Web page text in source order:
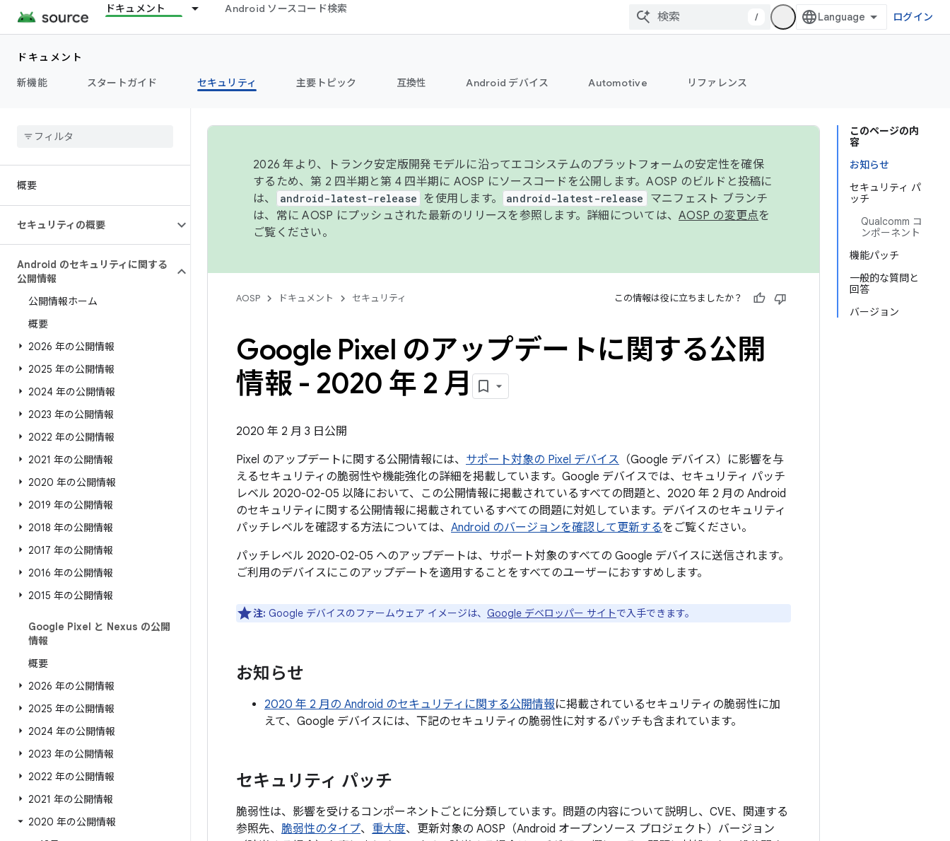
ドキュメント Android ソースコード検索
/ ログイン
ドキュメント
新機能
スタートガイド セキュリティ 主要トピック 互換性 Android デバイス Automotive リファレンス
概要
セキュリティの概要
Android のセキュリティに関する
公開情報
公開情報ホーム
概要
2026 年の公開情報
2025 年の公開情報
2024 年の公開情報
2023 年の公開情報
2022 年の公開情報
2021 年の公開情報
2020 年の公開情報
2019 年の公開情報
2018 年の公開情報
2017 年の公開情報
2016 年の公開情報
2015 年の公開情報
Google Pixel と Nexus の公開
情報
概要
2026 年の公開情報
2025 年の公開情報
2024 年の公開情報
2023 年の公開情報
2022 年の公開情報
2021 年の公開情報
2020 年の公開情報
このページの内
容
お知らせ
セキュリティ パ
ッチ
Qualcomm コ
ンポーネント
機能パッチ
一般的な質問と
回答
バージョン
2026 年より、トランク安定版開発モデルに沿ってエコシステムのプラットフォームの安定性を確保
するため、第 2 四半期と第 4 四半期に AOSP にソースコードを公開します。AOSP のビルドと投稿に
は、
android-latest-release を使用します。 android-latest-release
マニフェスト ブランチ
は、常に AOSP にプッシュされた最新のリリースを参照します。詳細については、 AOSP の変更点を
ご覧ください。
AOSP ドキュメント セキュリティ この情報は役に立ちましたか？
Google Pixel のアップデートに関する公開
情報 - 2020 年 2 月
2020 年 2 月 3 日公開
Pixel のアップデートに関する公開情報には、 サポート対象の Pixel デバイス （Google デバイス）に影響を与
えるセキュリティの脆弱性や機能強化の詳細を掲載しています。Google デバイスでは、セキュリティ パッチ
レベル 2020-02-05 以降において、この公開情報に掲載されているすべての問題と、2020 年 2 月の Android
のセキュリティに関する公開情報に掲載されているすべての問題に対処しています。デバイスのセキュリティ
パッチレベルを確認する方法については、 Android のバージョンを確認して更新するをご覧ください。
パッチレベル 2020-02-05 へのアップデートは、サポート対象のすべての Google デバイスに送信されます。
ご利用のデバイスにこのアップデートを適用することをすべてのユーザーにおすすめします。
注: Google デバイスのファームウェア イメージは、 Google デベロッパー サイトで入手できます。
お知らせ
2020 年 2 月の Android のセキュリティに関する公開情報に掲載されているセキュリティの脆弱性に加
えて、Google デバイスには、下記のセキュリティの脆弱性に対するパッチも含まれています。
セキュリティ パッチ
脆弱性は、影響を受けるコンポーネントごとに分類しています。問題の内容について説明し、CVE、関連する
参照先、 脆弱性のタイプ、 重大度、更新対象の AOSP（Android オープンソース プロジェクト）バージョン